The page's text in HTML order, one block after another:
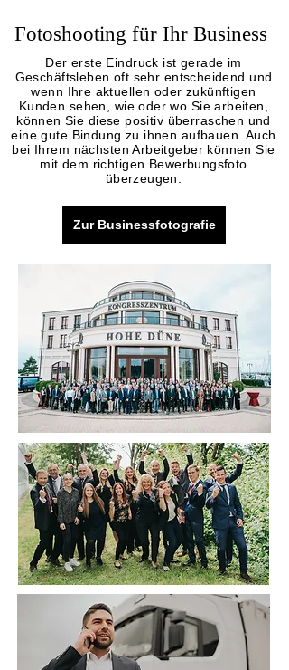
Fotoshooting für Ihr Business
Der erste Eindruck ist gerade im
Geschäftsleben oft sehr entscheidend und
wenn Ihre aktuellen oder zukünftigen
Kunden sehen, wie oder wo Sie arbeiten,
können Sie diese positiv überraschen und
eine gute Bindung zu ihnen aufbauen. Auch
bei Ihrem nächsten Arbeitgeber können Sie
mit dem richtigen Bewerbungsfoto
überzeugen.
Zur Businessfotografie